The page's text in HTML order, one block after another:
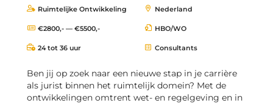
Ruimtelijke Ontwikkeling Nederland
€2800,- — €5500,- HBO/WO
24 tot 36 uur Consultants
Ben jij op zoek naar een nieuwe stap in je carrière
als jurist binnen het ruimtelijk domein? Met de
ontwikkelingen omtrent wet- en regelgeving en in